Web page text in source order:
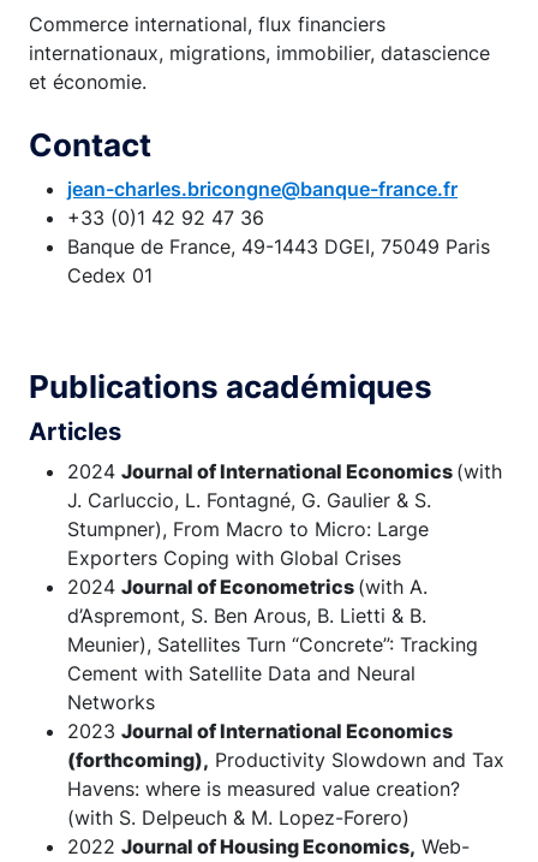
Commerce international, flux financiers
internationaux, migrations, immobilier, datascience
et économie.
Contact
jean-charles.bricongne@banque-france.fr
+33 (0)1 42 92 47 36
Banque de France, 49-1443 DGEI, 75049 Paris
Cedex 01
Publications académiques
Articles
2024 Journal of International Economics (with
J. Carluccio, L. Fontagné, G. Gaulier & S.
Stumpner), From Macro to Micro: Large
Exporters Coping with Global Crises
2024 Journal of Econometrics (with A.
d’Aspremont, S. Ben Arous, B. Lietti & B.
Meunier), Satellites Turn “Concrete”: Tracking
Cement with Satellite Data and Neural
Networks
2023 Journal of International Economics
(forthcoming), Productivity Slowdown and Tax
Havens: where is measured value creation?
(with S. Delpeuch & M. Lopez-Forero)
2022 Journal of Housing Economics, Web-